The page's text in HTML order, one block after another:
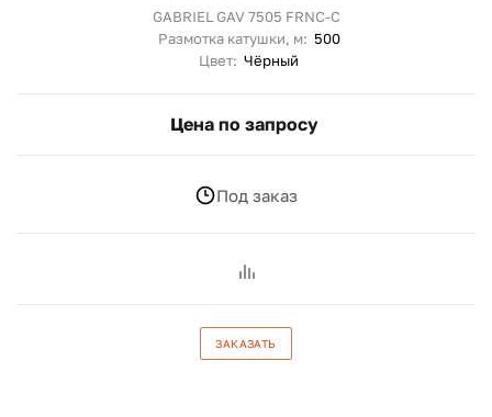
GABRIEL GAV 7505 FRNC-C
Размотка катушки, м: 500
Цвет: Чёрный
Цена по запросу
Под заказ
ЗАКАЗАТЬ